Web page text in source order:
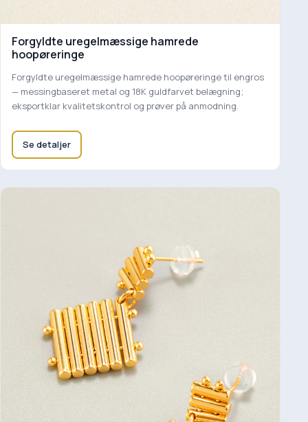
Forgyldte uregelmæssige hamrede
hoopøreringe
Forgyldte uregelmæssige hamrede hoopøreringe til engros
— messingbaseret metal og 18K guldfarvet belægning;
eksportklar kvalitetskontrol og prøver på anmodning.
Se detaljer